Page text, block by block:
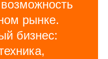
рынке.
бизнес: